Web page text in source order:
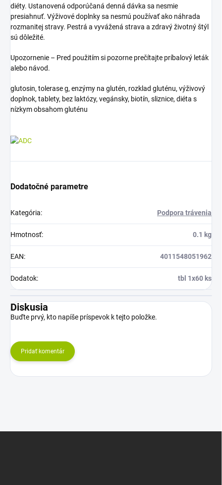
diéty. Ustanovená odporúčaná denná dávka sa nesmie
presiahnuť. Výživové doplnky sa nesmú používať ako náhrada
rozmanitej stravy. Pestrá a vyvážená strava a zdravý životný štýl
sú dôležité.
Upozornenie – Pred použitím si pozorne prečítajte príbalový leták
alebo návod.
glutosin, tolerase g, enzýmy na glutén, rozklad gluténu, výživový
doplnok, tablety, bez laktózy, vegánsky, biotín, sliznice, diéta s
nízkym obsahom gluténu
Dodatočné parametre
Kategória: Podpora trávenia
Hmotnosť: 0.1 kg
EAN: 4011548051962
Dodatok: tbl 1x60 ks
Diskusia
Buďte prvý, kto napíše príspevok k tejto položke.
Pridať komentár